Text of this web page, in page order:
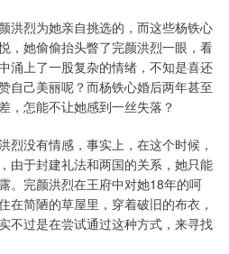
洪烈为她亲自挑选的，而这些杨铁心
，她偷偷抬头瞥了完颜洪烈一眼，看
涌上了一股复杂的情绪，不知是喜还
自己美丽呢？而杨铁心婚后两年甚至
，怎能不让她感到一丝失落？
烈没有情感，事实上，在这个时候，
由于封建礼法和两国的关系，她只能
。完颜洪烈在王府中对她18年的呵
在简陋的草屋里，穿着破旧的布衣，
不过是在尝试通过这种方式，来寻找